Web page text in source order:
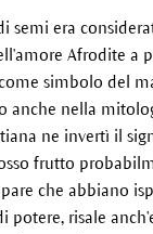
semi era
Afrodite a
simbolo del
anche nella
ne invertì il
frutto
che abbiano
potere, risale